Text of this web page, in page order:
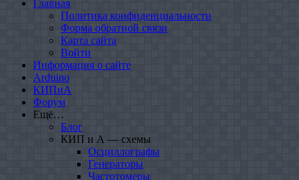
Главная
Политика конфиденциальности
Форма обратной связи
Карта сайта
Войти
Информация о сайте
Arduino
КИПиА
Форум
Ещё…
Блог
КИП и А — схемы
Осциллографы
Генераторы
Частотомеры